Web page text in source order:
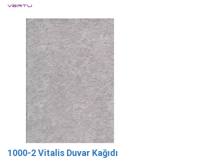
1000-2 Vitalis Duvar Kağıdı